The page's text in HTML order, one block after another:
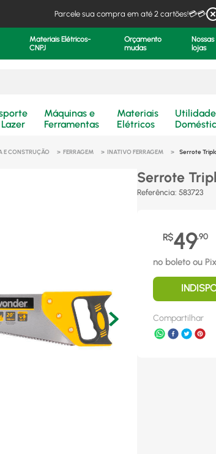
Parcele sua compra em até 2 cartões!💳💳
Materiais Elétricos-
CNPJ
Orçamento
mudas
Nossas
lojas
Máquinas e
Ferramentas
Materiais
Elétricos
E CONSTRUÇÃO FERRAGEM INATIVO FERRAGEM Serrote
Serrote
Referência: 583723
R$49,90
no boleto ou Pix
Compartilhar